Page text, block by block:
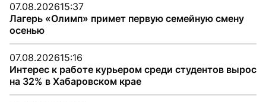
07.08.202615:37
Лагерь «Олимп» примет первую семейную смену
осенью
07.08.202615:16
Интерес к работе курьером среди студентов вырос
на 32% в Хабаровском крае